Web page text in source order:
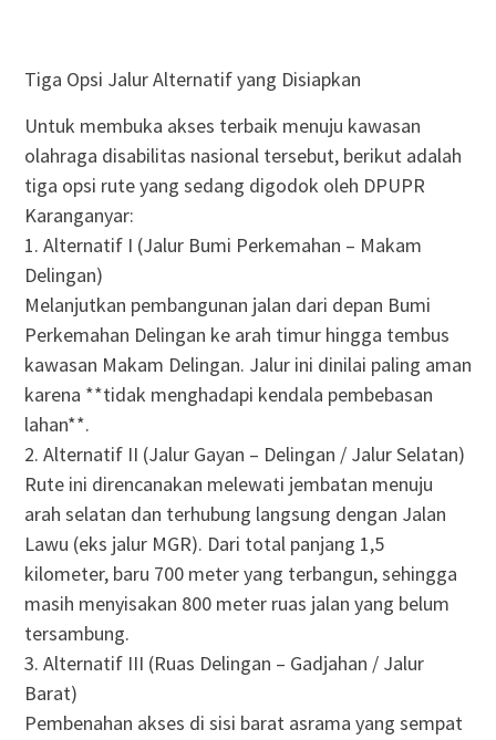
Tiga Opsi Jalur Alternatif yang Disiapkan
Untuk membuka akses terbaik menuju kawasan
olahraga disabilitas nasional tersebut, berikut adalah
tiga opsi rute yang sedang digodok oleh DPUPR
Karanganyar:
1. Alternatif I (Jalur Bumi Perkemahan – Makam
Delingan)
Melanjutkan pembangunan jalan dari depan Bumi
Perkemahan Delingan ke arah timur hingga tembus
kawasan Makam Delingan. Jalur ini dinilai paling aman
karena **tidak menghadapi kendala pembebasan
lahan**.
2. Alternatif II (Jalur Gayan – Delingan / Jalur Selatan)
Rute ini direncanakan melewati jembatan menuju
arah selatan dan terhubung langsung dengan Jalan
Lawu (eks jalur MGR). Dari total panjang 1,5
kilometer, baru 700 meter yang terbangun, sehingga
masih menyisakan 800 meter ruas jalan yang belum
tersambung.
3. Alternatif III (Ruas Delingan – Gadjahan / Jalur
Barat)
Pembenahan akses di sisi barat asrama yang sempat